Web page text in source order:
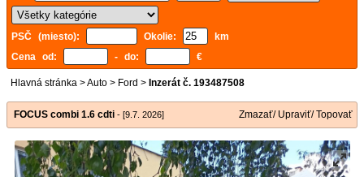
PSČ (miesto): Okolie:
km
Cena od:
- do: €
Hlavná stránka >Auto > Ford > Inzerát č. 193487508
FOCUS combi 1.6 cdti - [9.7. 2026] Zmazať/ Upraviť/ Topovať